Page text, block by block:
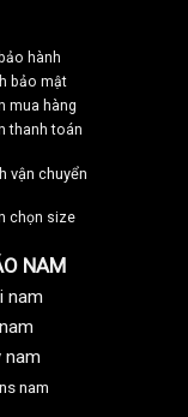
hành
bảo mật
mua hàng
thanh toán
vận chuyển
chọn size
NAM
nam
nam
nam